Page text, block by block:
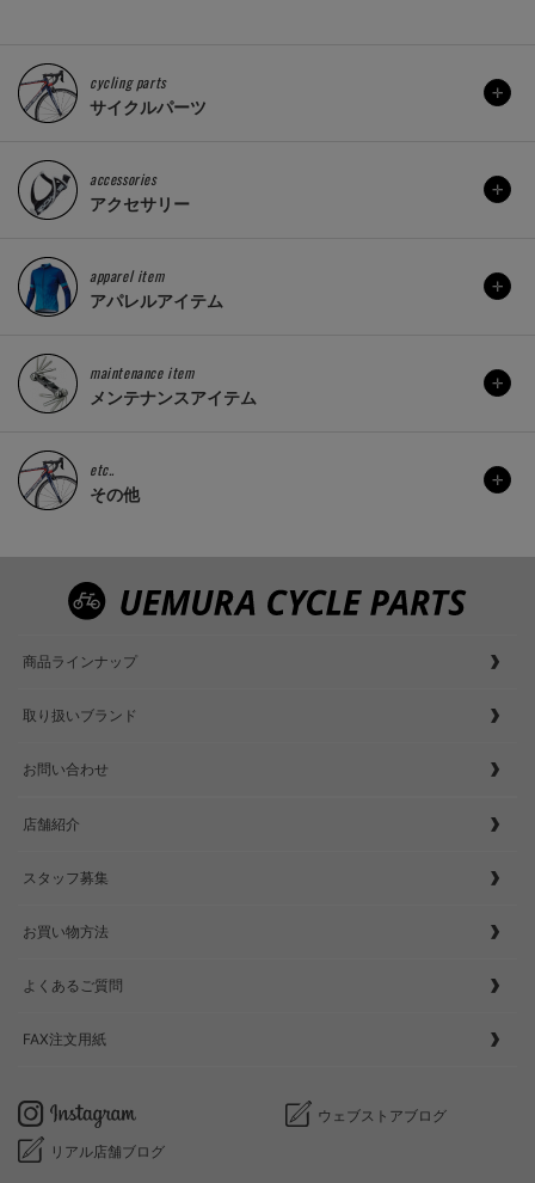
cycling parts
サイクルパーツ
accessories
アクセサリー
apparel item
アパレルアイテム
maintenance item
メンテナンスアイテム
etc..
その他
商品ラインナップ
取り扱いブランド
お問い合わせ
店舗紹介
スタッフ募集
お買い物方法
よくあるご質問
FAX注文用紙
ウェブストアブログ
リアル店舗ブログ